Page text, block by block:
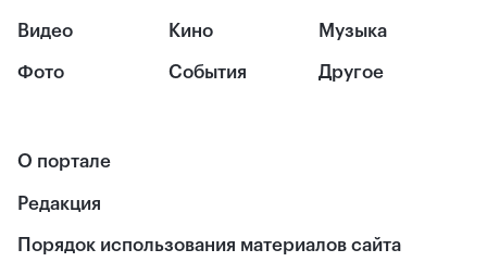
Видео
Фото
Кино
События
Музыка
Другое
О портале
Редакция
Порядок использования материалов сайта